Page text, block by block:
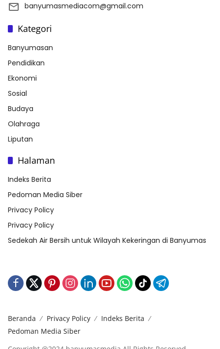
banyumasmediacom@gmail.com
Kategori
Banyumasan
Pendidikan
Ekonomi
Sosial
Budaya
Olahraga
Liputan
Halaman
Indeks Berita
Pedoman Media Siber
Privacy Policy
Privacy Policy
Sedekah Air Bersih untuk Wilayah Kekeringan di Banyumas
Beranda Privacy Policy
Indeks Berita
Pedoman Media Siber